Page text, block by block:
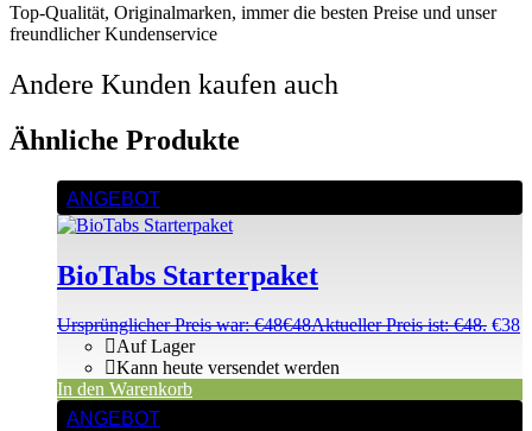
Top-Qualität, Originalmarken, immer die besten Preise und unser
freundlicher Kundenservice
Andere Kunden kaufen auch
Ähnliche Produkte
ANGEBOT
BioTabs Starterpaket
Ursprünglicher Preis war: €48€48Aktueller Preis ist: €48. €38
Auf Lager
Kann heute versendet werden
In den Warenkorb
ANGEBOT